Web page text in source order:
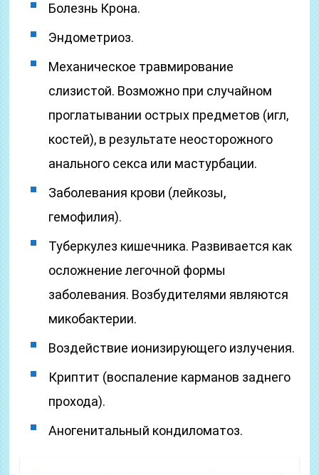
Болезнь Крона.
Эндометриоз.
Механическое травмирование
слизистой. Возможно при случайном
проглатывании острых предметов (игл,
костей), в результате неосторожного
анального секса или мастурбации.
Заболевания крови (лейкозы,
гемофилия).
Туберкулез кишечника. Развивается как
осложнение легочной формы
заболевания. Возбудителями являются
микобактерии.
Воздействие ионизирующего излучения.
Криптит (воспаление карманов заднего
прохода).
Аногенитальный кондиломатоз.